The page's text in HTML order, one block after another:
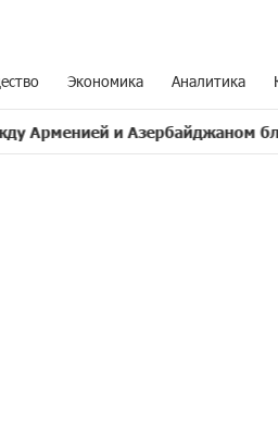
Экономика Аналитика
и Азербайджаном близко